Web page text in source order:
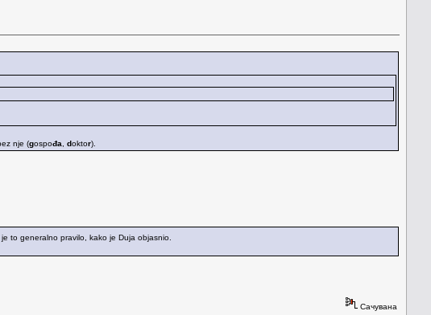
nje (gospođa doktor).
je to generalno pravilo, kako je Duja objasnio.
Сачувана